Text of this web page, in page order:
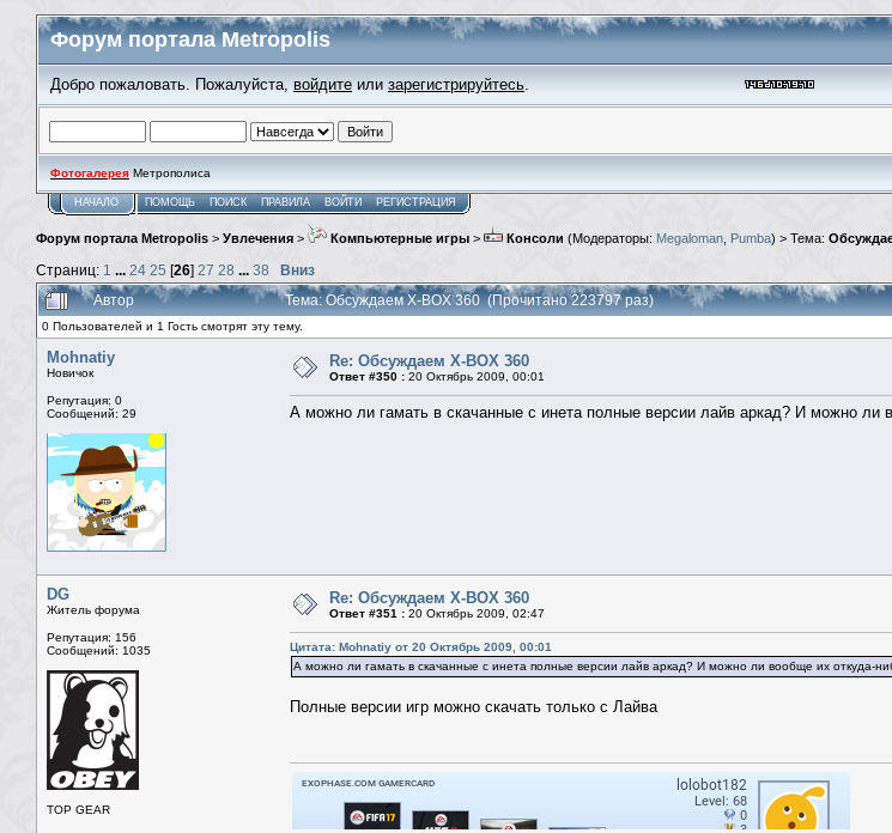
Форум портала Metropolis
Добро пожаловать. Пожалуйста, войдите или зарегистрируйтесь.
Фотогалерея Метрополиса
НАЧАЛО ПОМОЩЬ ПОИСК ПРАВИЛА ВОЙТИ РЕГИСТРАЦИЯ
Форум портала Metropolis > Увлечения > Компьютерные игры > Консоли (Модераторы: Megaloman Pumba) > Тема:
Страниц: 1 ... 24 25 [26] 27 28 ... 38 Вниз
Автор Тема: Обсуждаем X-BOX 360 (Прочитано 223797 раз)
0 Пользователей и 1 Гость смотрят эту тему.
Mohnatiy
Новичок
Репутация: 0
Сообщений: 29
Re: Обсуждаем X-BOX 360
Ответ #350 : 20 Октябрь 2009, 00:01
А можно ли гамать в скачанные с инета полные версии лайв аркад? И можно ли
DG
Житель форума
Репутация: 156
Сообщений: 1035
TOP GEAR
Re: Обсуждаем X-BOX 360
Ответ #351 : 20 Октябрь 2009, 02:47
Цитата: Mohnatiy от 20 Октябрь 2009, 00:01
А можно ли гамать в скачанные с инета полные версии лайв аркад? И можно ли вообще их откуда-
Полные версии игр можно скачать только с Лайва